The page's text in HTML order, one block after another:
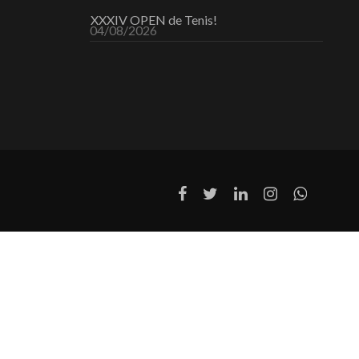
XXXIV OPEN de Tenis!
04/08/2026